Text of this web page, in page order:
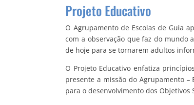
Projeto Educativo
O Agrupamento de Escolas de Guia
com a observação que faz do mundo
de hoje para se tornarem adultos
O Projeto Educativo enfatiza
presente a missão do Agrupamento
para o desenvolvimento dos Objetivos